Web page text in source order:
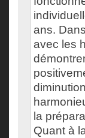
ans.
avec les
la
Quant à